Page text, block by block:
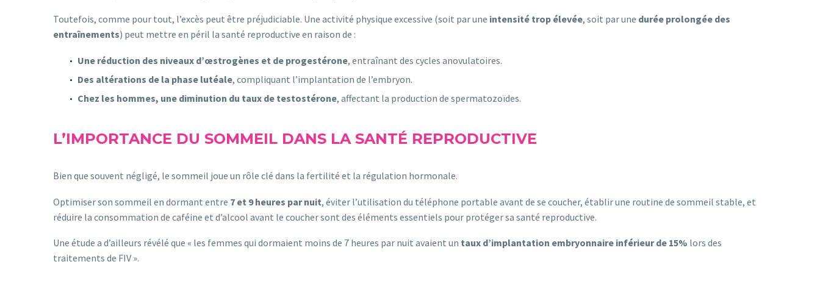
Toutefois, comme pour tout, l’excès peut être préjudiciable. Une activité physique excessive (soit par une intensité trop élevée, soit par une durée prolongée des
entraînements) peut mettre en péril la santé reproductive en raison de :
Une réduction des niveaux d’œstrogènes et de progestérone, entraînant des cycles anovulatoires.
Des altérations de la phase lutéale, compliquant l’implantation de l’embryon.
Chez les hommes, une diminution du taux de testostérone, affectant la production de spermatozoïdes.
L’IMPORTANCE DU SOMMEIL DANS LA SANTÉ REPRODUCTIVE
Bien que souvent négligé, le sommeil joue un rôle clé dans la fertilité et la régulation hormonale.
Optimiser son sommeil en dormant entre 7 et 9 heures par nuit, éviter l’utilisation du téléphone portable avant de se coucher, établir une routine de sommeil stable, et
réduire la consommation de caféine et d’alcool avant le coucher sont des éléments essentiels pour protéger sa santé reproductive.
Une étude a d’ailleurs révélé que « les femmes qui dormaient moins de 7 heures par nuit avaient un taux d’implantation embryonnaire inférieur de 15% lors des
traitements de FIV ».